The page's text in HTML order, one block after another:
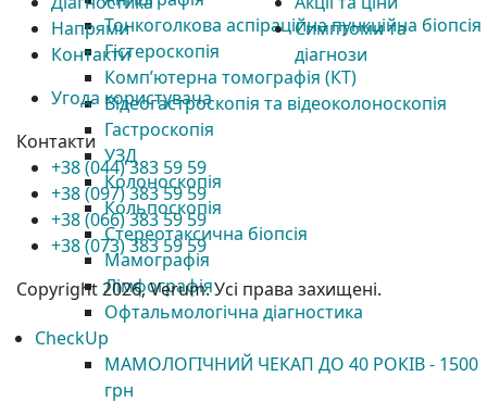
Тонкоголкова аспіраційна пункційна біопсія
Гістероскопія
Комп’ютерна томографія (КТ)
Відеогастроскопія та відеоколоноскопія
Гастроскопія
УЗД
Колоноскопія
Кольпоскопія
Стереотаксична біопсія
Мамографія
Лімфографія
Офтальмологічна діагностика
CheckUp
МАМОЛОГІЧНИЙ ЧЕКАП ДО 40 РОКІВ - 1500
грн
Напрями
Контакти
Симптоми та
діагнози
Угода користувача
Контакти
+38 (044) 383 59 59
+38 (097) 383 59 59
+38 (066) 383 59 59
+38 (073) 383 59 59
Copyright 2026, Verum. Усі права захищені.